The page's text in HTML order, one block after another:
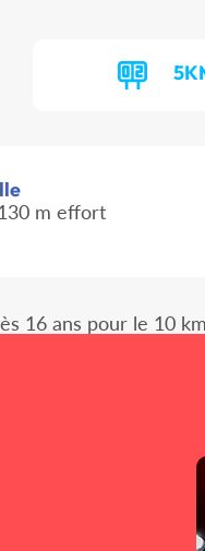
m effort
16 ans pour le 10